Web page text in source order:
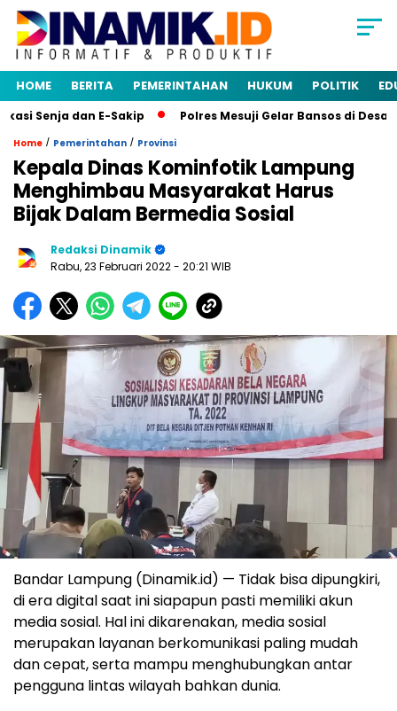
HOME BERITA PEMERINTAHAN HUKUM POLITIK
Senja dan E-Sakip Polres Mesuji Gelar Bansos di Desa
Home / Pemerintahan / Provinsi
Kepala Dinas Kominfotik Lampung
Menghimbau Masyarakat Harus
Bijak Dalam Bermedia Sosial
Redaksi Dinamik
Rabu, 23 Februari 2022- 20:21 WIB
Bandar Lampung (Dinamik.id) — Tidak bisa dipungkiri,
di era digital saat ini siapapun pasti memiliki akun
media sosial. Hal ini dikarenakan, media sosial
merupakan layanan berkomunikasi paling mudah
dan cepat, serta mampu menghubungkan antar
pengguna lintas wilayah bahkan dunia.